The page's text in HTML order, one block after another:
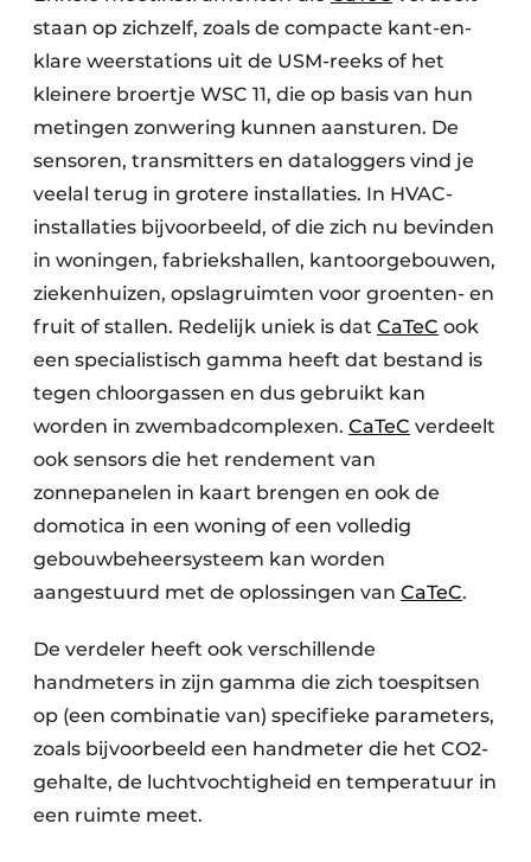
staan op zichzelf, zoals de compacte kant-en-
klare weerstations uit de USM-reeks of het
kleinere broertje WSC 11, die op basis van hun
metingen zonwering kunnen aansturen. De
sensoren, transmitters en dataloggers vind je
veelal terug in grotere installaties. In HVAC-
installaties bijvoorbeeld, of die zich nu bevinden
in woningen, fabriekshallen, kantoorgebouwen,
ziekenhuizen, opslagruimten voor groenten- en
fruit of stallen. Redelijk uniek is dat CaTeC ook
een specialistisch gamma heeft dat bestand is
tegen chloorgassen en dus gebruikt kan
worden in zwembadcomplexen. CaTeC verdeelt
ook sensors die het rendement van
zonnepanelen in kaart brengen en ook de
domotica in een woning of een volledig
gebouwbeheersysteem kan worden
aangestuurd met de oplossingen van CaTeC.
De verdeler heeft ook verschillende
handmeters in zijn gamma die zich toespitsen
op (een combinatie van) specifieke parameters,
zoals bijvoorbeeld een handmeter die het CO2-
gehalte, de luchtvochtigheid en temperatuur in
een ruimte meet.